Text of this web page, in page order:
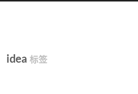
idea 标签